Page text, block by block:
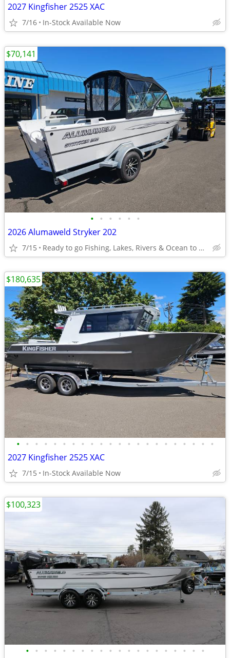
2027 Kingfisher 2525 XAC
7/16 In-Stock Available Now
• • • • • •
2026 Alumaweld Stryker 202
7/15 Ready to go Fishing, Lakes, Rivers & Ocean to Bays
$70,141
• • • • • • • • • • • • • • • • • • • • • •
2027 Kingfisher 2525 XAC
7/15 In-Stock Available Now
$180,635
• • • • • • • • • • • • • • • • • • • •
$100,323